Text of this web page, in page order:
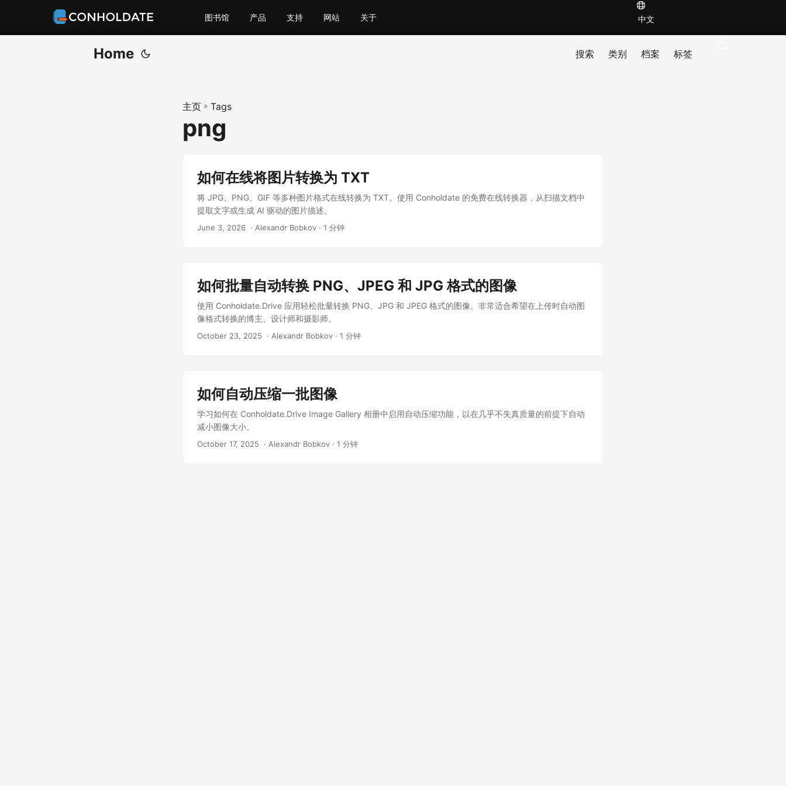
中文
图书馆 产品 支持 网站 关于
Home 搜索 类别 档案 标签
主页 » Tags
png
如何在线将图片转换为 TXT
将 JPG、PNG、GIF 等多种图片格式在线转换为 TXT。使用 Conholdate 的免费在线转换器，从扫描文档中
提取文字或生成 AI 驱动的图片描述。
June 3, 2026 ‎ · Alexandr Bobkov · 1 分钟
如何批量自动转换 PNG、JPEG 和 JPG 格式的图像
使用 Conholdate.Drive 应用轻松批量转换 PNG、JPG 和 JPEG 格式的图像。非常适合希望在上传时自动图
像格式转换的博主、设计师和摄影师。
October 23, 2025 ‎ · Alexandr Bobkov · 1 分钟
如何自动压缩一批图像
学习如何在 Conholdate.Drive Image Gallery 相册中启用自动压缩功能，以在几乎不失真质量的前提下自动
减小图像大小。
October 17, 2025 ‎ · Alexandr Bobkov · 1 分钟